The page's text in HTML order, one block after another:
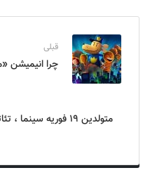
قبلی
چرا انیمیشن
متولدین ۱۹ فوریه